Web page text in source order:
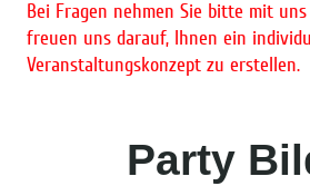
Bei Fragen nehmen Sie bitte mit uns
freuen uns darauf, Ihnen ein
Veranstaltungskonzept zu erstellen.
Party